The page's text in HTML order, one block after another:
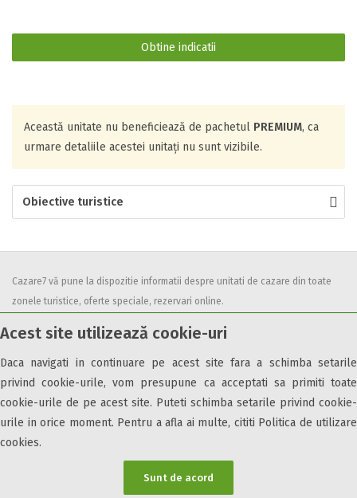
Acest site utilizează cookie-uri
Daca navigati in continuare pe acest site fara a schimba setarile
privind cookie-urile, vom presupune ca acceptati sa primiti toate
cookie-urile de pe acest site. Puteti schimba setarile privind cookie-
urile in orice moment. Pentru a afla ai multe, cititi Politica de utilizare
cookies.
Sunt de acord
Obtine indicatii
Această unitate nu beneficiează de pachetul PREMIUM, ca
urmare detaliile acestei unitați nu sunt vizibile.
Obiective turistice
Cazare7 vă pune la dispozitie informatii despre unitati de cazare din toate
zonele turistice, oferte speciale, rezervari online.
condițiile de utilizare.
Informații utile Parteneri Cazare7